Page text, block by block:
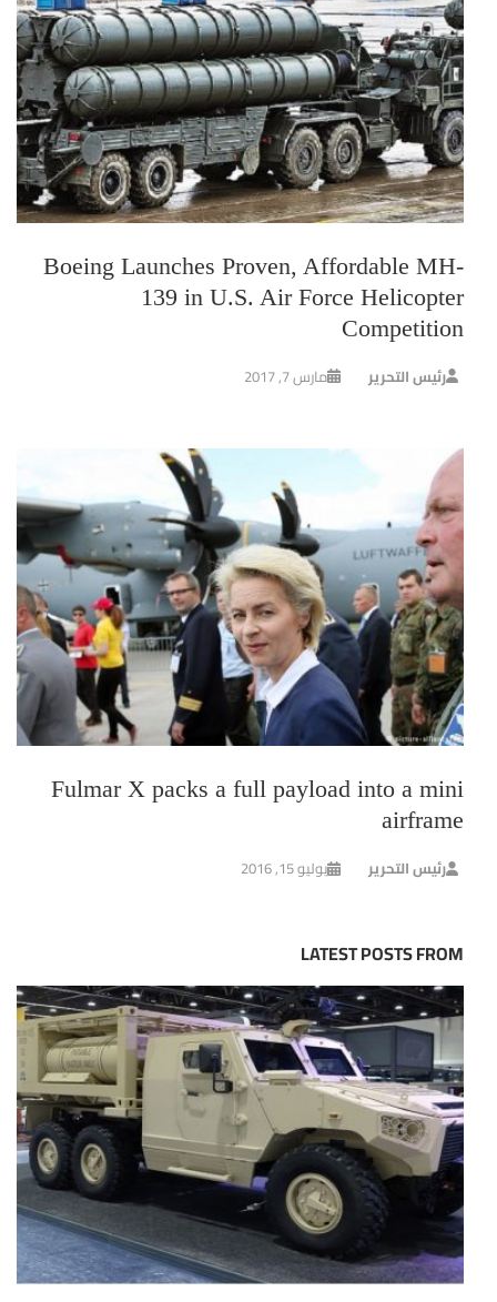
Boeing Launches Proven, Affordable MH-
139 in U.S. Air Force Helicopter
Competition
رئيس التحرير مارس 7, 2017
Fulmar X packs a full payload into a mini
airframe
رئيس التحرير يوليو 15, 2016
LATEST POSTS FROM